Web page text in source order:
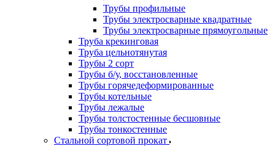
Трубы профильные
Трубы электросварные квадратные
Трубы электросварные прямоугольные
Труба крекинговая
Труба цельнотянутая
Трубы 2 сорт
Трубы б/у, восстановленные
Трубы горячедеформированные
Трубы котельные
Трубы лежалые
Трубы толстостенные бесшовные
Трубы тонкостенные
Стальной сортовой прокат